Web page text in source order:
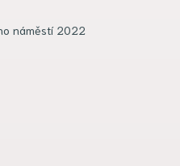
náměstí 2022